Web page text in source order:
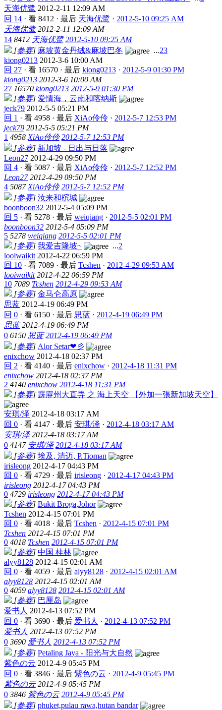
天海优鹭 2012-2-11 12:09 AM
回 14 · 看 8412 · 最后 天海优鹭 · 2012-5-10 09:25 AM
天海优鹭 2012-2-11 12:09 AM
14 8412 天海优鹭 2012-5-10 09:25 AM
[参赛] 麻坡黄金丹绒&麻坡巴冬 ...23
kiong0213 2012-3-6 10:00 AM
回 27 · 看 16570 · 最后 kiong0213 · 2012-5-9 01:30 PM
kiong0213 2012-3-6 10:00 AM
27 16570 kiong0213 2012-5-9 01:30 PM
[参赛] 爱情海，云南和喀纳斯
jeck79 2012-5-5 05:21 PM
回 1 · 看 4958 · 最后 XiAo伶伶 · 2012-5-7 12:53 PM
jeck79 2012-5-5 05:21 PM
1 4958 XiAo伶伶 2012-5-7 12:53 PM
[参赛] 新加坡 - 日出与日落
Leon27 2012-4-29 09:50 PM
回 4 · 看 5087 · 最后 XiAo伶伶 · 2012-5-7 12:52 PM
Leon27 2012-4-29 09:50 PM
4 5087 XiAo伶伶 2012-5-7 12:52 PM
[参赛] 汝来和槟城
boonboon32 2012-5-4 05:09 PM
回 5 · 看 5278 · 最后 weiqiang · 2012-5-5 02:01 PM
boonboon32 2012-5-4 05:09 PM
5 5278 weiqiang 2012-5-5 02:01 PM
[参赛] 我爱吉隆坡~ ...2
looiwaikit 2012-4-22 06:59 PM
回 10 · 看 7089 · 最后 Tcshen · 2012-4-29 09:53 AM
looiwaikit 2012-4-22 06:59 PM
10 7089 Tcshen 2012-4-29 09:53 AM
[参赛] 金马仑高原
思蓝 2012-4-19 06:49 PM
回 0 · 看 6150 · 最后 思蓝 · 2012-4-19 06:49 PM
思蓝 2012-4-19 06:49 PM
0 6150 思蓝 2012-4-19 06:49 PM
[参赛] Alor Setar❤彡
enixchow 2012-4-18 02:37 PM
回 2 · 看 4140 · 最后 enixchow · 2012-4-18 11:31 PM
enixchow 2012-4-18 02:37 PM
2 4140 enixchow 2012-4-18 11:31 PM
[参赛] 霹靂州大直弄 之 海上天空 【外加一張新加坡天空】
安琪/泽 2012-4-18 03:17 AM
回 0 · 看 4147 · 最后 安琪/泽 · 2012-4-18 03:17 AM
安琪/泽 2012-4-18 03:17 AM
0 4147 安琪/泽 2012-4-18 03:17 AM
[参赛] 埃及, 清迈, P.Tioman
irisleong 2012-4-17 04:43 PM
回 0 · 看 4729 · 最后 irisleong · 2012-4-17 04:43 PM
irisleong 2012-4-17 04:43 PM
0 4729 irisleong 2012-4-17 04:43 PM
[参赛] Bukit Broga,Johor
Tcshen 2012-4-15 07:01 PM
回 0 · 看 4018 · 最后 Tcshen · 2012-4-15 07:01 PM
Tcshen 2012-4-15 07:01 PM
0 4018 Tcshen 2012-4-15 07:01 PM
[参赛] 中国 桂林
alyy8128 2012-4-15 02:01 AM
回 0 · 看 4059 · 最后 alyy8128 · 2012-4-15 02:01 AM
alyy8128 2012-4-15 02:01 AM
0 4059 alyy8128 2012-4-15 02:01 AM
[参赛] 巴厘岛
爱书人 2012-4-13 07:52 PM
回 0 · 看 3690 · 最后 爱书人 · 2012-4-13 07:52 PM
爱书人 2012-4-13 07:52 PM
0 3690 爱书人 2012-4-13 07:52 PM
[参赛] Petaling Jaya - 阳光与大自然
紫色の云 2012-4-9 05:45 PM
回 0 · 看 3846 · 最后 紫色の云 · 2012-4-9 05:45 PM
紫色の云 2012-4-9 05:45 PM
0 3846 紫色の云 2012-4-9 05:45 PM
[参赛] phuket,pulau rawa,hutan bandar